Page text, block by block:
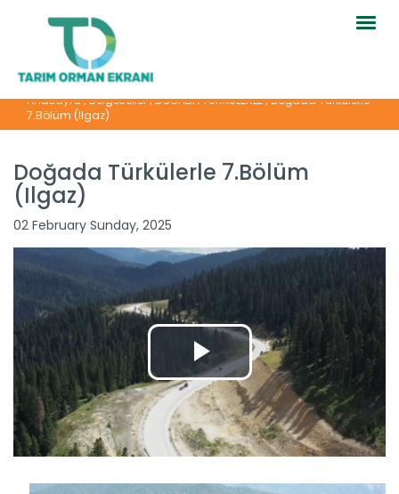
Anasayfa|Belgeseller|DOĞADA TÜRKÜLERLE|Doğada Türkülerle
7.Bölüm (Ilgaz)
Doğada Türkülerle 7.Bölüm
(Ilgaz)
02 February Sunday, 2025
Doğada Türkülerle 3.Bölüm...
Devamını Oku ->
Doğada Türkülerle 2.Bölüm...
Devamını Oku ->